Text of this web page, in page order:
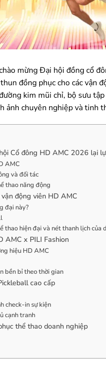
mừng Đại hội đồng cổ
đồng phục cho các
kim mũi chỉ, bộ sưu
ảnh chuyên nghiệp và tinh
Cổ đông HD AMC 2026 lại
AMC
và đối tác
thao năng động
động viên HD AMC
đại này?
hiện đại và nét thanh lịch của
AMC x PILI Fashion
hiệu HD AMC
bền bỉ theo thời gian
cao cấp
check-in sự kiện
cạnh tranh
thể thao doanh nghiệp